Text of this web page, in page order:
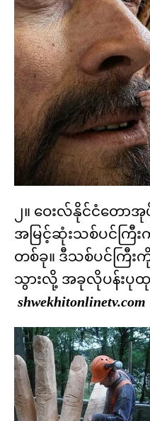
၂။ ဝေးလ်နိုင်ငံတေ
အမြင့်ဆုံးသစ်ပင်ကြီ
တစ်ခု။ ဒီသစ်ပင်ကြီးကို
သွားလို့ အခုလိုပန်းပု
shwekhitonlinetv.com